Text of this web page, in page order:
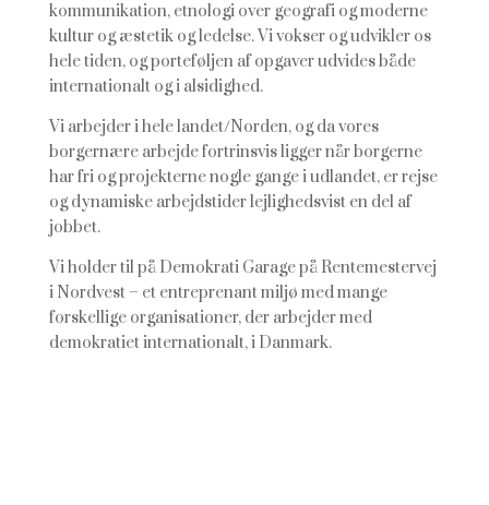
kommunikation, etnologi over geografi og moderne
kultur og æstetik og ledelse. Vi vokser og udvikler os
hele tiden, og porteføljen af opgaver udvides både
internationalt og i alsidighed.
Vi arbejder i hele landet/Norden, og da vores
borgernære arbejde fortrinsvis ligger når borgerne
har fri og projekterne nogle gange i udlandet, er rejse
og dynamiske arbejdstider lejlighedsvist en del af
jobbet.
Vi holder til på Demokrati Garage på Rentemestervej
i Nordvest – et entreprenant miljø med mange
forskellige organisationer, der arbejder med
demokratiet internationalt, i Danmark.